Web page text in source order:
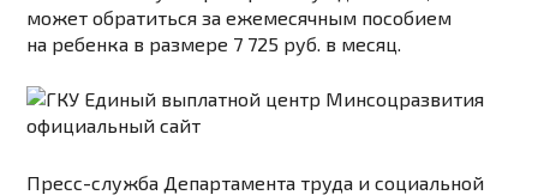
может обратиться заежемесячным пособием
на ребенка в размере 7 725 руб. в месяц.
Пресс-служба Департамента труда и социальной